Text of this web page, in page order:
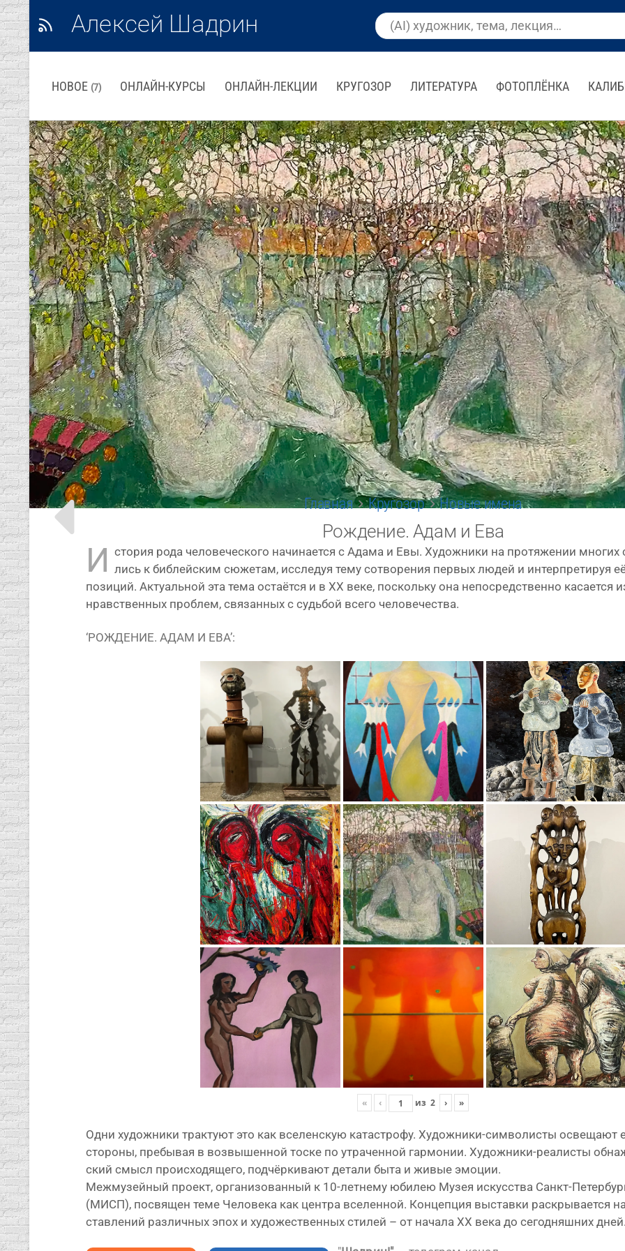
Алексей Шадрин
НОВОЕ (7) ОНЛАЙН-КУРСЫ ОНЛАЙН-ЛЕКЦИИ КРУГОЗОР ЛИТЕРАТУРА ФОТОПЛЁНКА
Главная Кругозор Новые имена
Рождение. Адам и Ева
И сто­рия рода чело­ве­че­ско­го начи­на­ет­ся с Адама и Евы. Художники на про­тя­же­нии
лись к биб­лей­ским сюже­там, иссле­дуя тему сотво­ре­ния пер­вых людей и интер­пре­ти­руя
пози­ций. Актуальной эта тема оста­ёт­ся и в XX веке, посколь­ку она непо­сред­ствен­но каса­ет­ся
нравственных про­блем, свя­зан­ных с судь­бой все­го человечества.
‘РОЖДЕНИЕ. АДАМ И ЕВА’:
« ‹ из 2 › »
Одни худож­ни­ки трак­ту­ют это как все­лен­скую ката­стро­фу. Художники-символисты осве­ща­ют
сто­ро­ны, пре­бы­вая в воз­вы­шен­ной тос­ке по утра­чен­ной гар­мо­нии. Художники-реалисты
ский смысл про­ис­хо­дя­ще­го, под­чёр­ки­ва­ют дета­ли быта и живые эмоции.
Межмузейный про­ект, орга­ни­зо­ван­ный к 10-летнему юби­лею Музея искус­ства Санкт-
(МИСП), посвя­щен теме Человека как цен­тра все­лен­ной. Концепция выстав­ки рас­кры­ва­ет­ся
став­ле­ний раз­лич­ных эпох и худо­же­ствен­ных сти­лей – от нача­ла XX века до сего­дняш­них дней.